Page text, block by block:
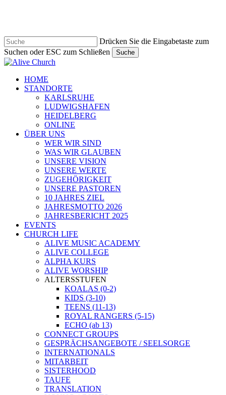
Drücken Sie die Eingabetaste zum
Suchen oder ESC zum Schließen
Suche
Suche
Navigationsmenü
HOME
STANDORTE
KARLSRUHE
LUDWIGSHAFEN
HEIDELBERG
ONLINE
ÜBER UNS
WER WIR SIND
WAS WIR GLAUBEN
UNSERE VISION
UNSERE WERTE
ZUGEHÖRIGKEIT
UNSERE PASTOREN
10 JAHRES ZIEL
JAHRESMOTTO 2026
JAHRESBERICHT 2025
EVENTS
CHURCH LIFE
ALIVE MUSIC ACADEMY
ALIVE COLLEGE
ALPHA KURS
ALIVE WORSHIP
ALTERSSTUFEN
KOALAS (0-2)
KIDS (3-10)
TEENS (11-13)
ROYAL RANGERS (5-15)
ECHO (ab 13)
CONNECT GROUPS
GESPRÄCHSANGEBOTE / SEELSORGE
INTERNATIONALS
MITARBEIT
SISTERHOOD
TAUFE
TRANSLATION